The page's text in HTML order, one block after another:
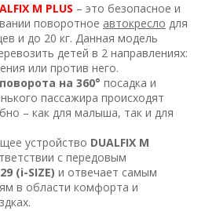
M PLUS – это безопасное и
поворотное автокресло для
и до 20 кг. Данная модель
детей в 2 направлениях:
или против него.
поворота на 360° посадка и
пассажира происходят
– как для малыша, так и для
устройство DUALFIX М
с передовым
(i-SIZE) и отвечает самым
в области комфорта и